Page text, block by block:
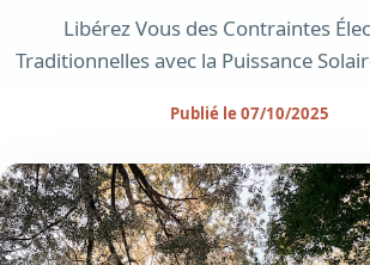
Libérez Vous des Contraintes
Traditionnelles avec la Puissance
Publié le 07/10/2025